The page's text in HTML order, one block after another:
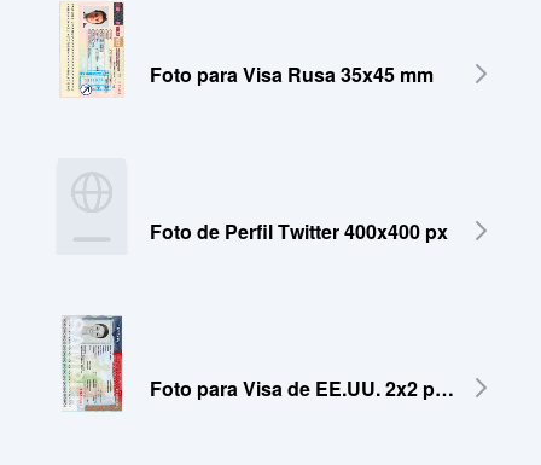
Foto para Visa Rusa 35x45 mm
Foto de Perfil Twitter 400x400 px
Foto para Visa de EE.UU. 2x2 pulgadas (51x51 mm)